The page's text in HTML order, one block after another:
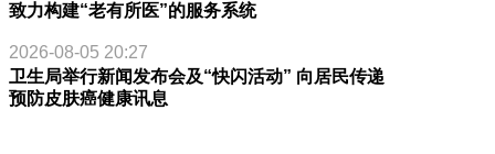
致力构建“老有所医”的服务系统
2026-08-05 20:27
卫生局举行新闻发布会及“快闪活动” 向居民传递
预防皮肤癌健康讯息